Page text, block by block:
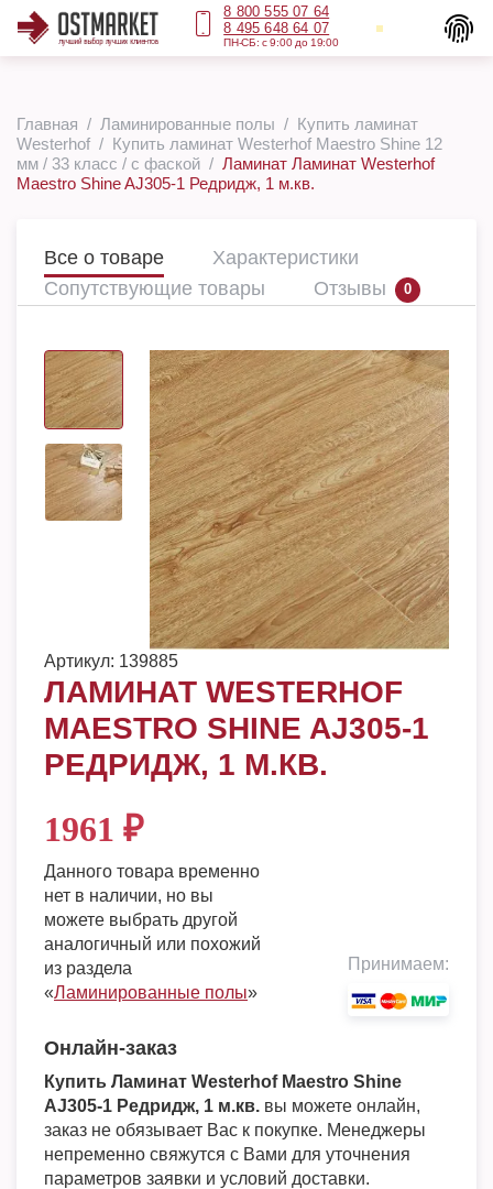
8 800 555 07 64
8 495 648 64 07
ПН-СБ: с 9:00 до 19:00
Главная Ламинированные полы
Купить ламинат
Westerhof
Купить ламинат Westerhof Maestro Shine 12
мм / 33 класс / с фаской
Ламинат Ламинат Westerhof
Maestro Shine AJ305-1 Редридж, 1 м.кв.
Все о товаре
Характеристики
Сопутствующие товары
Отзывы 0
Артикул: 139885
ЛАМИНАТ WESTERHOF
MAESTRO SHINE AJ305-1
РЕДРИДЖ, 1 М.КВ.
1961 ₽
Данного товара временно
нет в наличии, но вы
можете выбрать другой
аналогичный или похожий
из раздела
«Ламинированные полы»
Принимаем:
Онлайн-заказ
Купить Ламинат Westerhof Maestro Shine
AJ305-1 Редридж, 1 м.кв. вы можете онлайн,
заказ не обязывает Вас к покупке. Менеджеры
непременно свяжутся с Вами для уточнения
параметров заявки и условий доставки.